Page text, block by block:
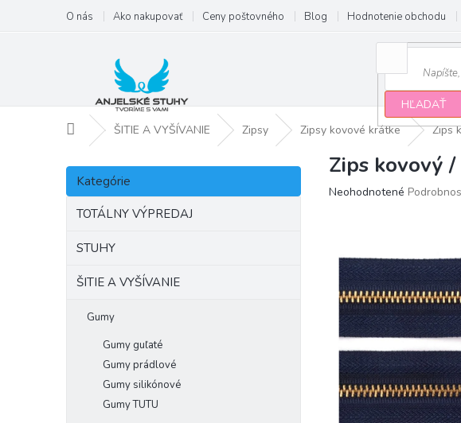
obsah
O nás Ako nakupovať Ceny poštovného Blog Hodnotenie obchodu
HĽADAŤ
DomovŠITIE A VYŠÍVANIE Zipsy Zipsy kovové krátke Zips
B
č
Preskočiť
kategórie
Kategórie
TOTÁLNY VÝPREDAJ
STUHY
ŠITIE A VYŠÍVANIE
Gumy
Gumy guľaté
Gumy prádlové
Gumy silikónové
Gumy TUTU
Zips kovový
Priemerné
hviezdičiek.
Neohodnotené